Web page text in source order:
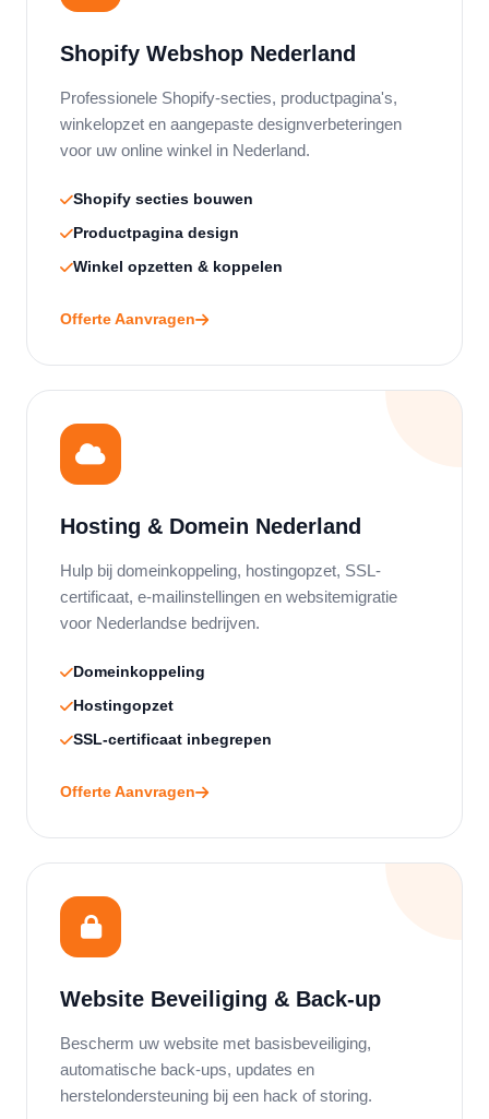
Shopify Webshop Nederland
Professionele Shopify-secties, productpagina's,
winkelopzet en aangepaste designverbeteringen
voor uw online winkel in Nederland.
Shopify secties bouwen
Productpagina design
Winkel opzetten & koppelen
Offerte Aanvragen
Hosting & Domein Nederland
Hulp bij domeinkoppeling, hostingopzet, SSL-
certificaat, e-mailinstellingen en websitemigratie
voor Nederlandse bedrijven.
Domeinkoppeling
Hostingopzet
SSL-certificaat inbegrepen
Offerte Aanvragen
Website Beveiliging & Back-up
Bescherm uw website met basisbeveiliging,
automatische back-ups, updates en
herstelondersteuning bij een hack of storing.